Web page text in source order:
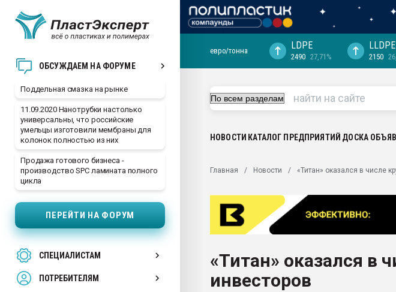
ОБСУЖДАЕМ НА ФОРУМЕ
Поддельная смазка на рынке
11.09.2020 Нанотрубки настолько
универсальны, что российские
умельцы изготовили мембраны для
колонок полностью из них
Продажа готового бизнеса -
производство SPC ламината полного
цикла
ПЕРЕЙТИ НА ФОРУМ
СПЕЦИАЛИСТАМ
ПОТРЕБИТЕЛЯМ
ближайшее подмосковье, с.-в.
Подмосковье, Москва
первый план в переработке
28.07.2026 "Технониколь" довольна
Всё, что касается выдува ПЭТ
Материал поверхности пуансона для
Продам отходы Композиция
поликарбоната и АБС-пластика
Armaloy PC/ABS-1IM черный цвет
евро/тонна LDPE
2490 27,71%
LLDPE
2150
НОВОСТИ КАТАЛОГ ПРЕДПРИЯТИЙ ДОСКА
Главная Новости «Титан» оказался в числе
«Титан» оказался в
инвесторов